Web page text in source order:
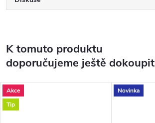
K tomuto produktu
doporučujeme ještě dokoupit
Akce
Tip
Novinka